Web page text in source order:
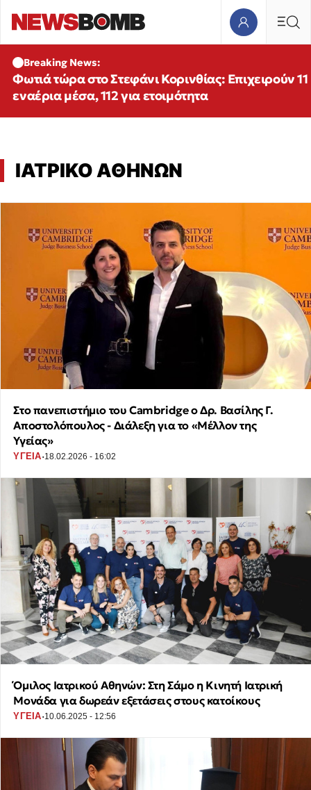
Breaking News:
Φωτιά τώρα στο Στεφάνι Κορινθίας: Επιχειρούν 11
εναέρια μέσα, 112 για ετοιμότητα
ΙΑΤΡΙΚΟ ΑΘΗΝΩΝ
Στο πανεπιστήμιο του Cambridge ο Δρ. Βασίλης Γ.
Αποστολόπουλος - Διάλεξη για το «Μέλλον της
Υγείας»
ΥΓΕΙΑ·18.02.2026 - 16:02
Όμιλος Ιατρικού Αθηνών: Στη Σάμο η Κινητή Ιατρική
Μονάδα για δωρεάν εξετάσεις στους κατοίκους
ΥΓΕΙΑ·10.06.2025 - 12:56